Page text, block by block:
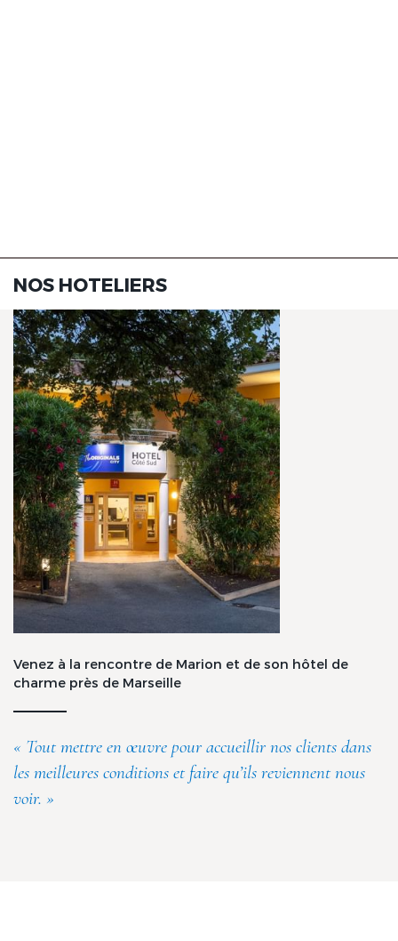
NOS HOTELIERS
Venez à la rencontre de Marion et de son hôtel de
charme près de Marseille
« Tout mettre en œuvre pour accueillir nos clients dans
les meilleures conditions et faire qu’ils reviennent nous
voir. »